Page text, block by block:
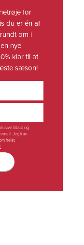
for
du er én af
om i
nye
klar til at
sæson!
tilbud og
Jeg kan
helst.